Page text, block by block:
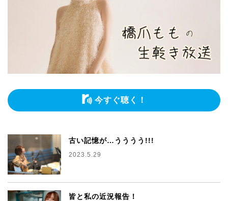
今すぐ聴く！
古い記憶が…うううう!!!
2023.5.29
皆と私の近況報告！